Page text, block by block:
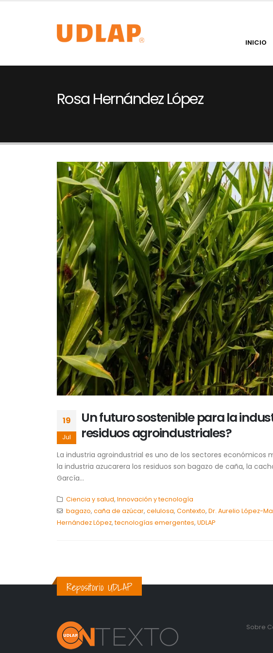
INICIO
Rosa Hernández López
19
Jul
Un futuro sostenible para la
residuos agroindustriales?
La industria agroindustrial es uno de los sectores
la industria azucarera los residuos son bagazo de caña, la
García...
Ciencia y salud, Innovación y tecnología
bagazo, caña de azúcar, celulosa, Contexto, Dr. Aurelio López-
Hernández López, tecnologías emergentes, UDLAP
Repositorio UDLAP
Sobre